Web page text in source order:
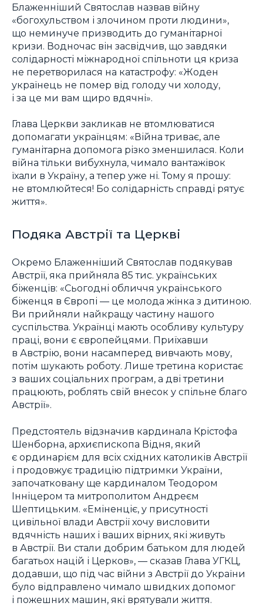
Блаженніший Святослав назвав війну
«богохульством і злочином проти людини»,
що неминуче призводить до гуманітарної
кризи. Водночас він засвідчив, що завдяки
солідарності міжнародної спільноти ця криза
не перетворилася на катастрофу: «Жоден
українець не помер від голоду чи холоду,
і за це ми вам щиро вдячні».
Глава Церкви закликав не втомлюватися
допомагати українцям: «Війна триває, але
гуманітарна допомога різко зменшилася. Коли
війна тільки вибухнула, чимало вантажівок
їхали в Україну, а тепер уже ні. Тому я прошу:
не втомлюйтеся! Бо солідарність справді рятує
життя».
Подяка Австрії та Церкві
Окремо Блаженніший Святослав подякував
Австрії, яка прийняла 85 тис. українських
біженців: «Сьогодні обличчя українського
біженця в Європі — це молода жінка з дитиною.
Ви прийняли найкращу частину нашого
суспільства. Українці мають особливу культуру
праці, вони є європейцями. Приїхавши
в Австрію, вони насамперед вивчають мову,
потім шукають роботу. Лише третина користає
з ваших соціальних програм, а дві третини
працюють, роблять свій внесок у спільне благо
Австрії».
Предстоятель відзначив кардинала Крістофа
Шенборна, архиєпископа Відня, який
є ординарієм для всіх східних католиків Австрії
і продовжує традицію підтримки України,
започатковану ще кардиналом Теодором
Інніцером та митрополитом Андреєм
Шептицьким. «Еміненціє, у присутності
цивільної влади Австрії хочу висловити
вдячність наших і ваших вірних, які живуть
в Австрії. Ви стали добрим батьком для людей
багатьох націй і Церков», — сказав Глава УГКЦ,
додавши, що під час війни з Австрії до України
було відправлено чимало швидких допомог
і пожешних машин, які врятували життя.